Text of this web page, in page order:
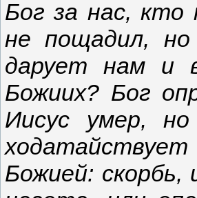
Бог за нас,
не пощадил,
дарует нам и
Божиих? Бог
Иисус умер,
Божией: скорбь,